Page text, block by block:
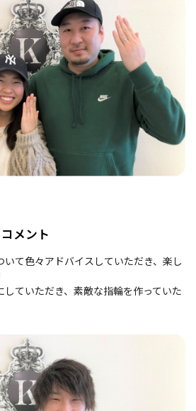
メント
いて色々アドバイスしていただき、楽し
していただき、素敵な指輪を作っていた